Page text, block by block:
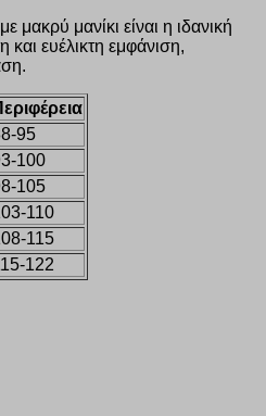
μακρύ μανίκι είναι η ιδανική
και ευέλικτη εμφάνιση,
95
100
105
110
115
122